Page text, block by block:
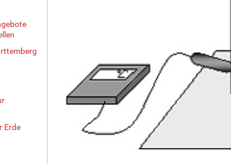
Erde